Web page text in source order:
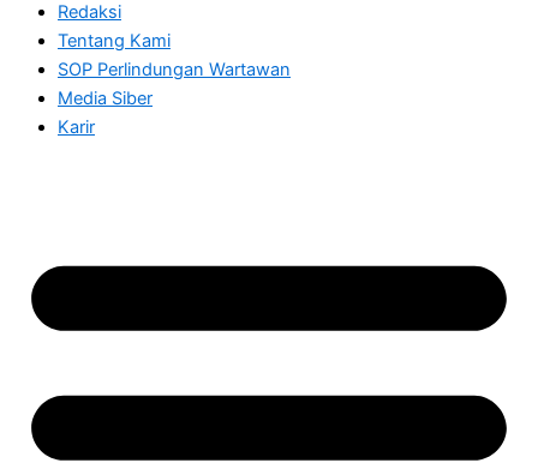
Redaksi
Tentang Kami
SOP Perlindungan Wartawan
Media Siber
Karir